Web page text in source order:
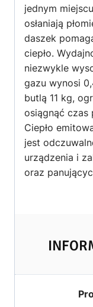
jednym
osłaniają
daszek
ciepło.
niezwykle
gazu wynosi
butlą 11 kg,
osiągnąć czas
Ciepło
jest
urządzenia i
oraz